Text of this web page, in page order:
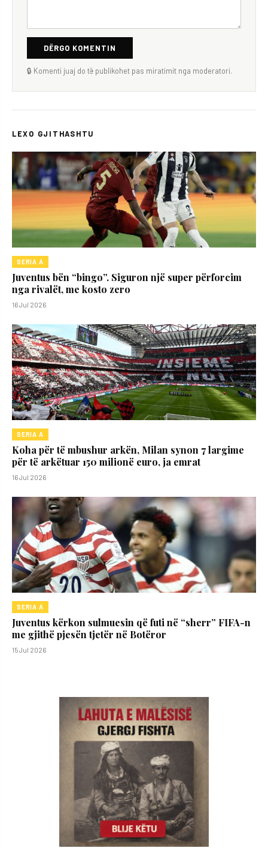
DËRGO KOMENTIN
🔒 Komenti juaj do të publikohet pas miratimit nga moderatori.
LEXO GJITHASHTU
SERIA A
Juventus bën “bingo”. Siguron një super përforcim
nga rivalët, me kosto zero
16 Jul 2026
SERIA A
Koha për të mbushur arkën, Milan synon 7 largime
për të arkëtuar 150 milionë euro, ja emrat
16 Jul 2026
SERIA A
Juventus kërkon sulmuesin që futi në “sherr” FIFA-n
me gjithë pjesën tjetër në Botëror
15 Jul 2026